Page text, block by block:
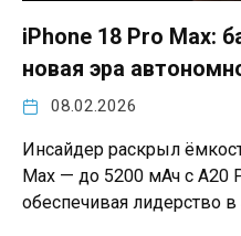
iPhone 18 Pro Max:
новая эра
08.02.2026
Инсайдер раскрыл
Max — до 5200 мАч с A20
обеспечивая лидерство